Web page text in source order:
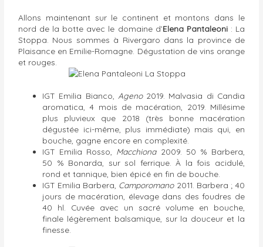
Allons maintenant sur le continent et montons dans le
nord de la botte avec le domaine d’Elena Pantaleoni: La
Stoppa. Nous sommes à Rivergaro dans la province de
Plaisance en Emilie-Romagne. Dégustation de vins orange
et rouges.
IGT Emilia Bianco, Ageno2019. Malvasia di Candia
aromatica, 4 mois de macération, 2019. Millésime
plus pluvieux que 2018 (très bonne macération
dégustée ici-même, plus immédiate) mais qui, en
bouche, gagne encore en complexité.
IGT Emilia Rosso, Macchiona2009. 50 % Barbera,
50 % Bonarda, sur sol ferrique. À la fois acidulé,
rond et tannique, bien épicé en fin de bouche.
IGT Emilia Barbera, Camporomano2011. Barbera ; 40
jours de macération, élevage dans des foudres de
40 hl. Cuvée avec un sacré volume en bouche,
finale légèrement balsamique, sur la douceur et la
finesse.